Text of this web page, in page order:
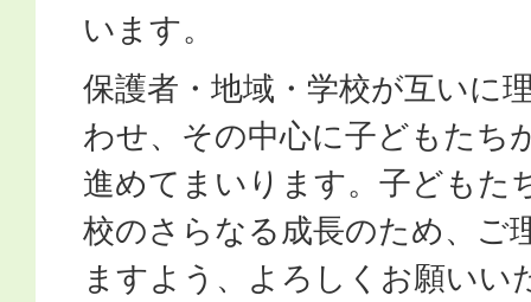
います。
保護者・地域・学校が互いに
わせ、その中心に子どもたち
進めてまいります。子どもた
校のさらなる成長のため、ご
ますよう、よろしくお願いい